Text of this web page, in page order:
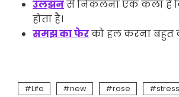
उलझनसे निकलना एक कला है
होता है।
समझ का फेरको हल करना बहुत
Life new rose stress